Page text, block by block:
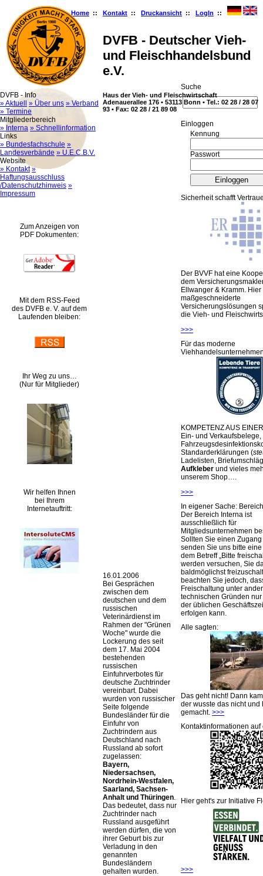
Home :: Kontakt :: Druckansicht :: LogIn ::
DVFB - Deutscher Vieh-
und Fleischhandelsbund
e.V.
Haus der Vieh- und Fleischwirtschaft
Adenauerallee 176 • 53113 Bonn • Tel.: 02 28 / 28 07
93 • Fax: 02 28 / 21 89 08
DVFB - Info
» Aktuell
» Über uns » Verband
» Termine
Mitgliederbereich
» Interna » Schnellinformation
Links
» Bundesfachschule »
Landesverbände » U.E.C.B.V.
Website
» Kontakt »
Haftungsausschluss
/Datenschutzhinweis »
Impressum
Zum Anzeigen von
PDF Dokumenten:
Mit dem RSS-Feed
des DVFB e. V. auf dem
Laufenden bleiben:
Ihr Weg zu uns…
(Nur für Mitglieder)
Wir helfen Ihnen
bei Ihrem
Internetauftritt:
16.01.2006
Bei Gesprächen
zwischen dem
deutschen und dem
russischen
Veterinärdienst im
Rahmen der Grünen
Woche wurde die
Lockerung des seit
dem 17. Mai 2004
bestehenden
russischen
Einfuhrverbotes für
deutsche Zuchtrinder
vereinbart. Dabei
wurden von russischer
Seite folgende
Bundesländer für die
Einfuhr von
Zuchtrindern aus
Deutschland nach
Russland ab sofort
zugelassen:
Bayern,
Niedersachsen,
Nordrhein-Westfalen,
Saarland, Sachsen-
Anhalt und Thüringen.
Das bedeutet, dass nur
Zuchtrinder nach
Russland ausgeführt
werden dürfen, die von
ihrer Geburt bis zur
Verladung in den
genannten
Bundesländern
gehalten wurden.
Suche
Ein­log­gen
Kennung
Passwort
Sicherheit schafft
Der BVVF hat eine
dem
Ellwanger & Kramm.
maßgeschneiderte
Versicherungslösungen
die Vieh- und
>>>
Für das moderne
KOMPETENZ AUS
Ein- und Verkaufsbelege,
Standarderklärungen (
Ladelisten,
Aufkleber und vieles
unserem Shop….
>>>
In eigener Sache:
Der Bereich Interna ist
ausschließlich für
Mitgliedsunternehmen
Sollten Sie einen
senden Sie uns bitte
dem Betreff „Bitte
werden versuchen, Sie
baldmöglichst
beachten Sie jedoch,
Freischaltung unter
technischen Gründen
der üblichen
erfolgen kann.
Alle sagten:
Das geht nicht! Dann
der wusste das nicht und
gemacht. >>>
Kontaktinformationen
Hier geht's zur Initiative
>>>